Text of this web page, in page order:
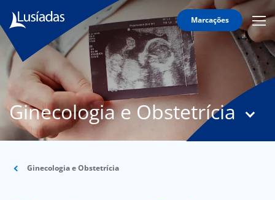
Marcações
Icon
Lusíadas
Hospitais
Clínicas
Corpo
Clínico
Acordos
Ginecologia e Obstetrícia
Ginecologia e Obstetrícia